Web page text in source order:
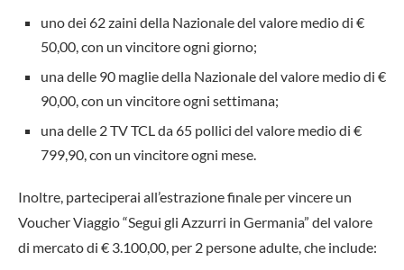
uno dei 62 zaini della Nazionale del valore medio di €
50,00, con un vincitore ogni giorno;
una delle 90 maglie della Nazionale del valore medio di €
90,00, con un vincitore ogni settimana;
una delle 2 TV TCL da 65 pollici del valore medio di €
799,90, con un vincitore ogni mese.
Inoltre, parteciperai all’estrazione finale per vincere un
Voucher Viaggio “Segui gli Azzurri in Germania” del valore
di mercato di € 3.100,00, per 2 persone adulte, che include: